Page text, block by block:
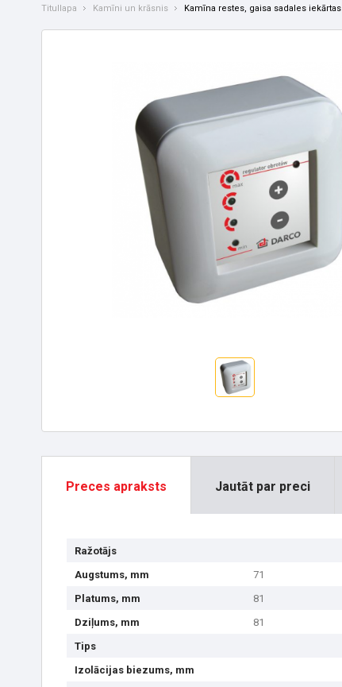
Titullapa Kamīni un krāsnis Kamīna restes, gaisa sadales iekārtas
Preces apraksts
Ražotājs
Augstums, mm
71
Platums, mm
81
Dziļums, mm
81
Tips
Izolācijas biezums, mm
Jautāt par preci